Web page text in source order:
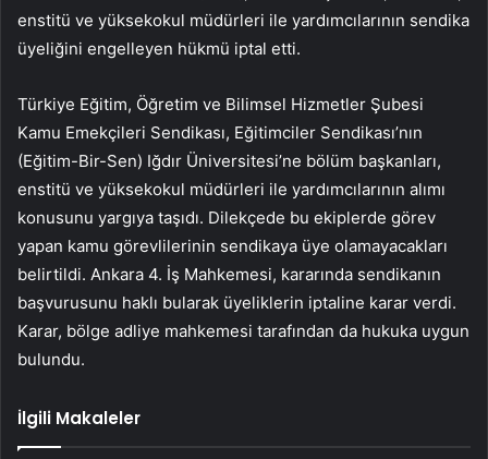
enstitü ve yüksekokul müdürleri ile yardımcılarının sendika
üyeliğini engelleyen hükmü iptal etti.
Türkiye Eğitim, Öğretim ve Bilimsel Hizmetler Şubesi
Kamu Emekçileri Sendikası, Eğitimciler Sendikası’nın
(Eğitim-Bir-Sen) Iğdır Üniversitesi’ne bölüm başkanları,
enstitü ve yüksekokul müdürleri ile yardımcılarının alımı
konusunu yargıya taşıdı. Dilekçede bu ekiplerde görev
yapan kamu görevlilerinin sendikaya üye olamayacakları
belirtildi. Ankara 4. İş Mahkemesi, kararında sendikanın
başvurusunu haklı bularak üyeliklerin iptaline karar verdi.
Karar, bölge adliye mahkemesi tarafından da hukuka uygun
bulundu.
İlgili Makaleler